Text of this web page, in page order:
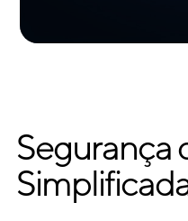
Segurança